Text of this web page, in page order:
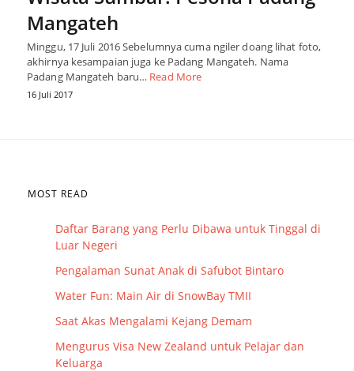
Mangateh
Minggu, 17 Juli 2016 Sebelumnya cuma ngiler doang lihat foto,
akhirnya kesampaian juga ke Padang Mangateh. Nama
Padang Mangateh baru… Read More
16 Juli 2017
MOST READ
Daftar Barang yang Perlu Dibawa untuk Tinggal di
Luar Negeri
Pengalaman Sunat Anak di Safubot Bintaro
Water Fun: Main Air di SnowBay TMII
Saat Akas Mengalami Kejang Demam
Mengurus Visa New Zealand untuk Pelajar dan
Keluarga